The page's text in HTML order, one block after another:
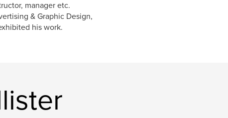
manager etc.
& Graphic Design,
his work.